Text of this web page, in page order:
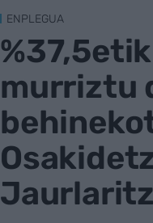
ENPLEGUA
murriztu